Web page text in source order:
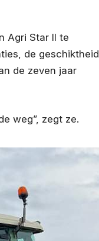
Agri Star II te
de geschiktheid
de zeven jaar
weg”, zegt ze.